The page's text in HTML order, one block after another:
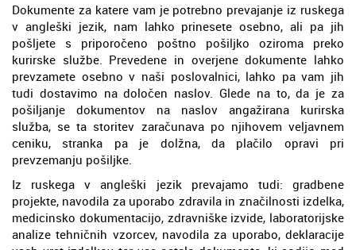
Dokumente za katere vam je potrebno prevajanje iz ruskega
v angleški jezik, nam lahko prinesete osebno, ali pa jih
pošljete s priporočeno poštno pošiljko oziroma preko
kurirske službe. Prevedene in overjene dokumente lahko
prevzamete osebno v naši poslovalnici, lahko pa vam jih
tudi dostavimo na določen naslov. Glede na to, da je za
pošiljanje dokumentov na naslov angažirana kurirska
služba, se ta storitev zaračunava po njihovem veljavnem
ceniku, stranka pa je dolžna, da plačilo opravi pri
prevzemanju pošiljke.
Iz ruskega v angleški jezik prevajamo tudi: gradbene
projekte, navodila za uporabo zdravila in značilnosti izdelka,
medicinsko dokumentacijo, zdravniške izvide, laboratorijske
analize tehničnih vzorcev, navodila za uporabo, deklaracije